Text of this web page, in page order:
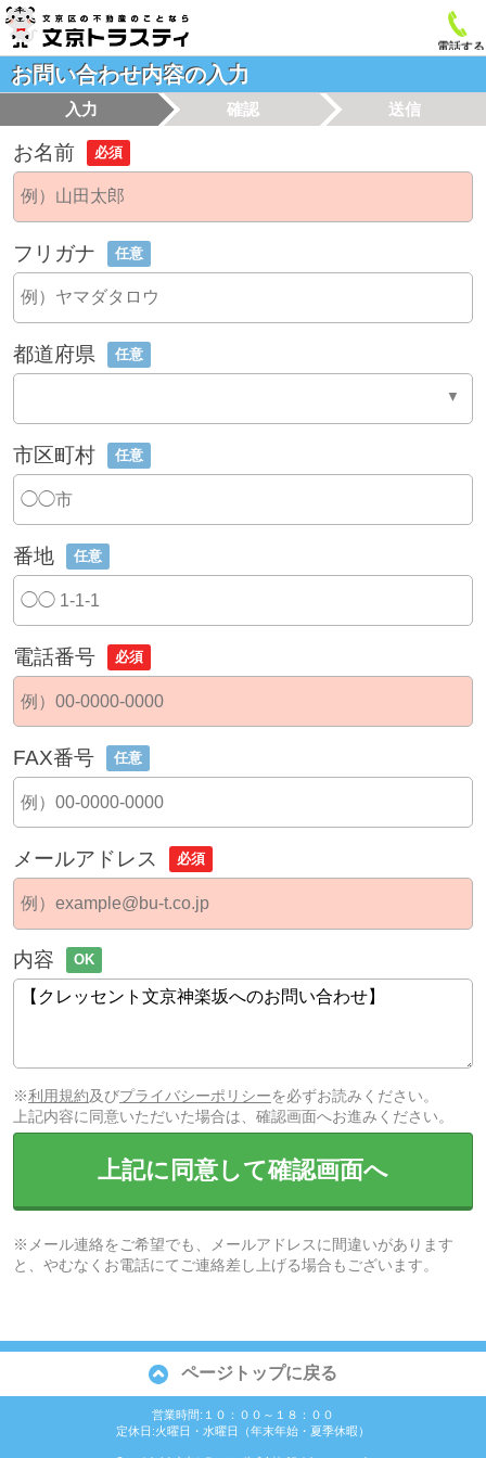
電話する
お問い合わせ内容の入力
入力 確認 送信
お名前 必須
フリガナ 任意
都道府県 任意
市区町村 任意
番地 任意
電話番号 必須
FAX番号 任意
メールアドレス 必須
内容 OK
※利用規約及びプライバシーポリシーを必ずお読みください。
上記内容に同意いただいた場合は、確認画面へお進みください。
上記に同意して確認画面へ
※メール連絡をご希望でも、メールアドレスに間違いがあります
と、やむなくお電話にてご連絡差し上げる場合もございます。
ページトップに戻る
営業時間:１０：００～１８：００
定休日:火曜日・水曜日（年末年始・夏季休暇）